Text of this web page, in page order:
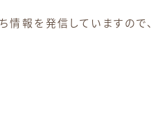
報を発信していますので